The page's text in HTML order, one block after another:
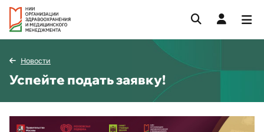
Новости
Успейте подать заявку!